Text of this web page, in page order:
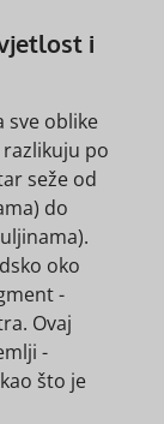
i
sve oblike
po
seže od
do
oko
-
Ovaj
-
što je